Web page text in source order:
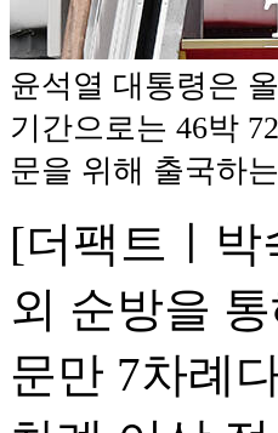
윤석열 대통령은
기간으로는 46박
문을 위해 출국하
[더팩트ㅣ박
외 순방을
문만 7차례